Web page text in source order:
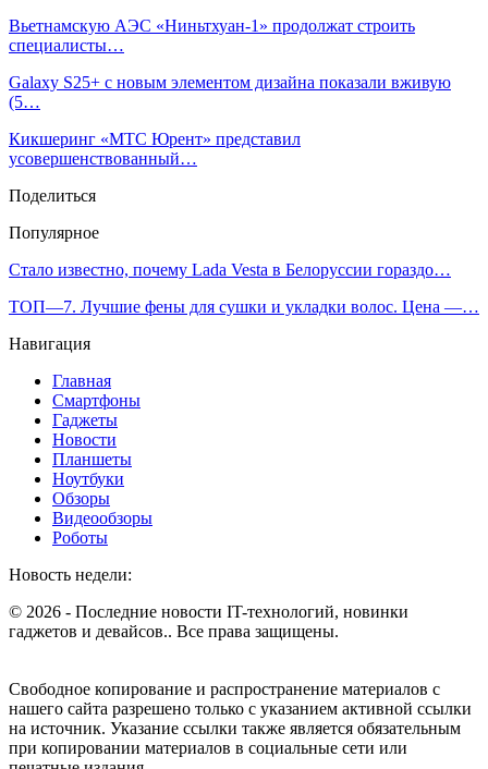
Вьетнамскую АЭС «Ниньтхуан-1» продолжат строить
специалисты…
Galaxy S25+ с новым элементом дизайна показали вживую
(5…
Кикшеринг «МТС Юрент» представил
усовершенствованный…
Поделиться
Популярное
Стало известно, почему Lada Vesta в Белоруссии гораздо…
ТОП—7. Лучшие фены для сушки и укладки волос. Цена —…
Навигация
Главная
Смартфоны
Гаджеты
Новости
Планшеты
Ноутбуки
Обзоры
Видеообзоры
Роботы
Новость недели:
© 2026 - Последние новости IT-технологий, новинки
гаджетов и девайсов.. Все права защищены.
Свободное копирование и распространение материалов с
нашего сайта разрешено только с указанием активной ссылки
на источник. Указание ссылки также является обязательным
при копировании материалов в социальные сети или